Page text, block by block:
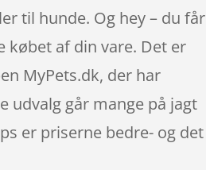
til hunde. Og hey – du får
købet af din vare. Det er
MyPets.dk, der har
går mange på jagt
er priserne bedre- og det